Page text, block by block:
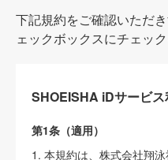
下記規約をご確認いただ
ェックボックスにチェッ
SHOEISHA iDサービ
第1条（適用）
1. 本規約は、株式会社翔